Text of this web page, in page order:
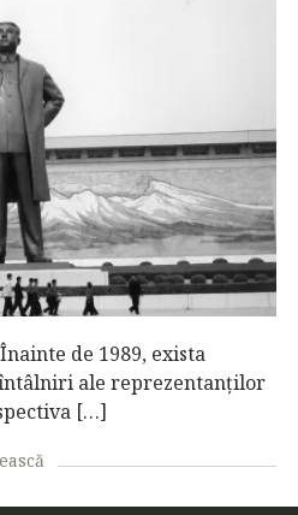
de 1989, exista
ale reprezentanților
[…]